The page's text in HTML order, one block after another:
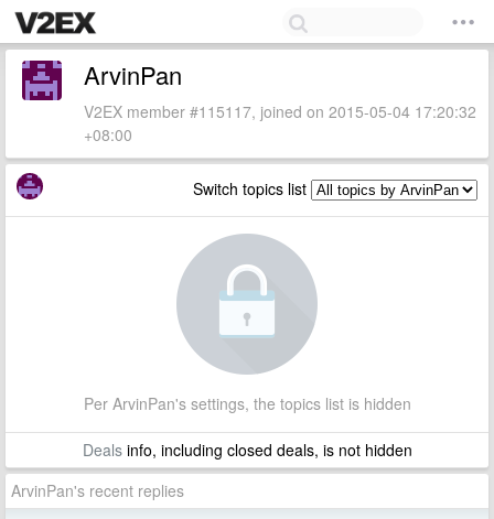
ArvinPan
V2EX member #115117, joined on 2015-05-04 17:20:32
+08:00
Switch topics list
Per ArvinPan's settings, the topics list is hidden
Dealsinfo, including closed deals, is not hidden
ArvinPan's recent replies